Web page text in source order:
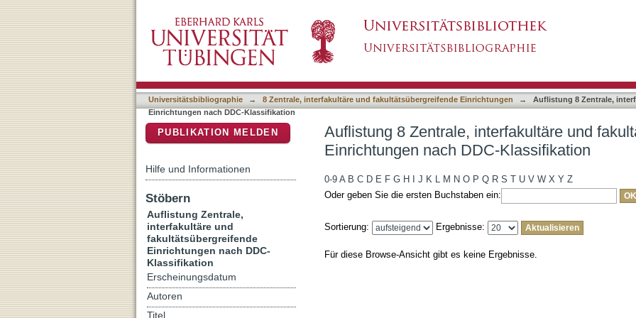
Klassifikation
Universitätsbibliographie → 8 Zentrale, interfakultäre und fakultätsübergreifende Einrichtungen →
Auflistung 8 Zentrale,
Einrichtungen nach DDC-Klassifikation
Auflistung 8 Zentrale, interfakultäre und
Einrichtungen nach DDC-Klassifikation
0-9 A B C D E F G H J K L M N O P Q R S T U V W X Y Z
Oder geben Sie die ersten Buchstaben ein:
Sortierung: Ergebnisse:
Für diese Browse-Ansicht gibt es keine Ergebnisse.
PUBLIKATION MELDEN
Hilfe und Informationen
Stöbern
Auflistung Zentrale,
interfakultäre und
fakultätsübergreifende
Einrichtungen nach DDC-
Klassifikation
Erscheinungsdatum
Autoren
Titel